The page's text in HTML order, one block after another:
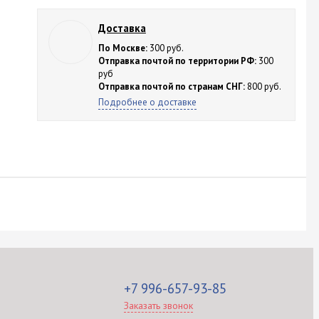
Доставка
По Москве:300 руб.
Отправка почтой по территории РФ:300
руб
Отправка почтой по странам СНГ:800 руб.
Подробнее о доставке
+7 996-657-93-85
Заказать звонок